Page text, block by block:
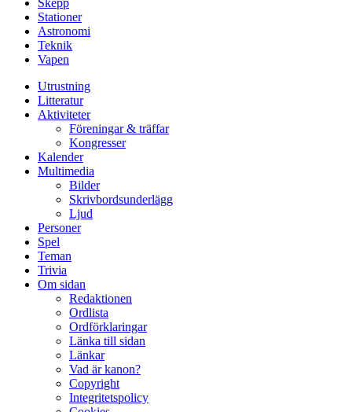
Skepp
Stationer
Astronomi
Teknik
Vapen
Utrustning
Litteratur
Aktiviteter
Föreningar & träffar
Kongresser
Kalender
Multimedia
Bilder
Skrivbordsunderlägg
Ljud
Personer
Spel
Teman
Trivia
Om sidan
Redaktionen
Ordlista
Ordförklaringar
Länka till sidan
Länkar
Vad är kanon?
Copyright
Integritetspolicy